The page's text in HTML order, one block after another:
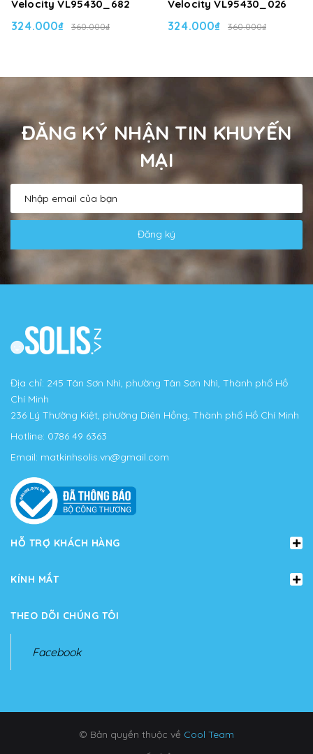
Velocity VL95430_682
324.000₫ 360.000₫
Velocity VL95430_026
324.000₫ 360.000₫
ĐĂNG KÝ NHẬN TIN KHUYẾN
MẠI
Đăng ký
Địa chỉ: 245 Tân Sơn Nhì, phường Tân Sơn Nhì, Thành phố Hồ
Chí Minh
236 Lý Thường Kiệt, phường Diên Hồng, Thành phố Hồ Chí Minh
Hotline: 0786 49 6363
Email: matkinhsolis.vn@gmail.com
HỖ TRỢ KHÁCH HÀNG
KÍNH MẮT
THEO DÕI CHÚNG TÔI
Facebook
© Bản quyền thuộc về Cool Team